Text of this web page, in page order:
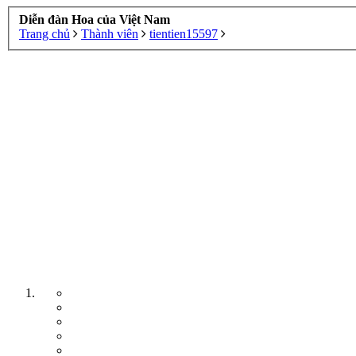
Diễn đàn Hoa của Việt Nam
Trang chủ
Thành viên tientien15597